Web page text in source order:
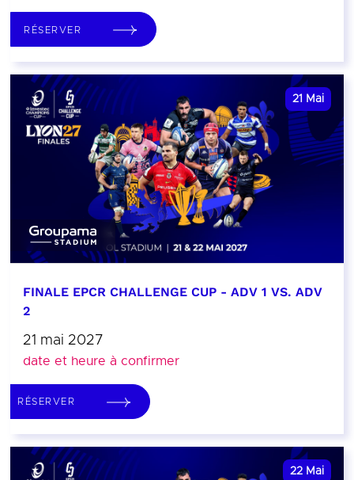
RÉSERVER
21 Mai
FINALE EPCR CHALLENGE CUP - ADV 1 VS. ADV
2
21 mai 2027
date et heure à confirmer
RÉSERVER
22 Mai